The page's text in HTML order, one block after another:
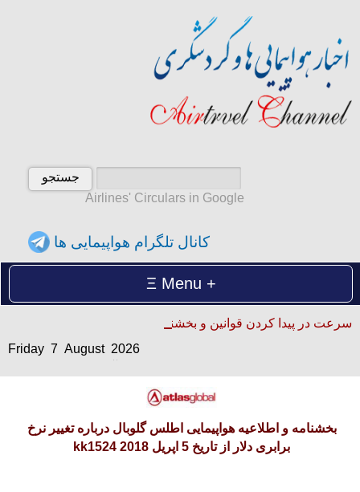
Airlines' Circulars in Google
کانال تلگرام هواپیمایی ها
Menu
سرعت در پیدا کردن قوانین و بخشنامه ها
Friday 7 August 2026
Friday 7 August 2026
بخشنامه و اطلاعیه هواپیمایی اطلس گلوبال درباره تغییر نرخ
برابری دلار از تاریخ 5 اپریل 2018 kk1524